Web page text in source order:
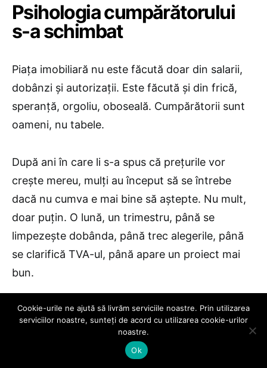
Psihologia cumpărătorului
s-a schimbat
Piața imobiliară nu este făcută doar din salarii,
dobânzi și autorizații. Este făcută și din frică,
speranță, orgoliu, oboseală. Cumpărătorii sunt
oameni, nu tabele.
După ani în care li s-a spus că prețurile vor
crește mereu, mulți au început să se întrebe
dacă nu cumva e mai bine să aștepte. Nu mult,
doar puțin. O lună, un trimestru, până se
limpezește dobânda, până trec alegerile, până
se clarifică TVA-ul, până apare un proiect mai
bun.
Această așteptare colectivă are efect. Nu
oprește piața, dar îi schimbă ritmul.
Dezvoltatorul simte că oamenii vin la vizionare
Cookie-urile ne ajută să livrăm serviciile noastre. Prin utilizarea
serviciilor noastre, sunteți de acord cu utilizarea cookie-urilor
noastre.
Ok